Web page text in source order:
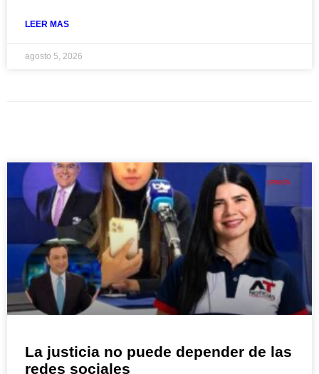
LEER MAS
agosto 5, 2026
OPINIÓN
La justicia no puede depender de las
redes sociales